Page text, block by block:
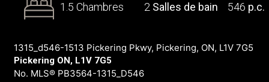
1.5 Chambres 2 Salles de bain 546 p.c.
1315_d546-1513 Pickering Pkwy, Pickering, ON, L1V 7G5
Pickering ON, L1V 7G5
No. MLS® PB3564-1315_D546